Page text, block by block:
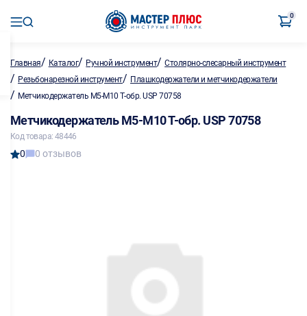
0
Главная/ Каталог/ Ручной инструмент/Столярно-слесарный инструмент
/ Резьбонарезной инструмент/ Плашкодержатели и метчикодержатели
/ Метчикодержатель М5-М10 Т-обр. USP 70758
Метчикодержатель М5-М10 Т-обр. USP 70758
Код товара: 48446
0 0 отзывов